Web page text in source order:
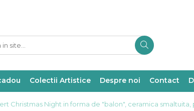
Colectii Artistice Despre noi Contact
Christmas Night in forma de "balon", ceramica smaltuita,